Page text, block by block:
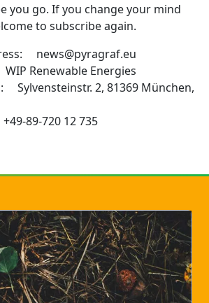
you go. If you change your mind
to subscribe again.
news@pyragraf.eu
Renewable Energies
Sylvensteinstr. 2, 81369 München,
89-720 12 735